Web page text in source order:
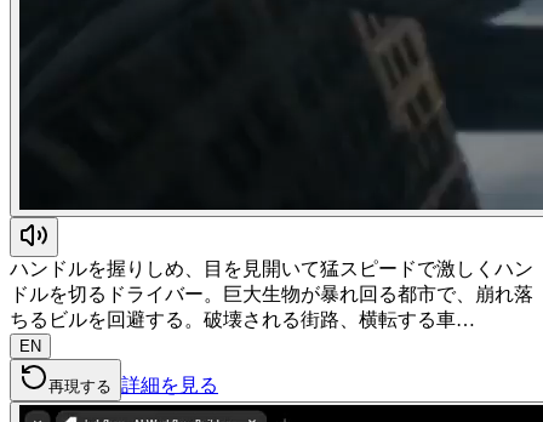
ハンドルを握りしめ、目を見開いて猛スピードで激しくハン
ドルを切るドライバー。巨大生物が暴れ回る都市で、崩れ落
ちるビルを回避する。破壊される街路、横転する車…
EN
再現する 詳細を見る